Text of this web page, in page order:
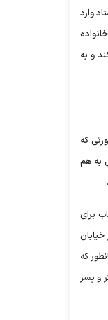
وارد
و به
که
به هم
برای
که
و پسر